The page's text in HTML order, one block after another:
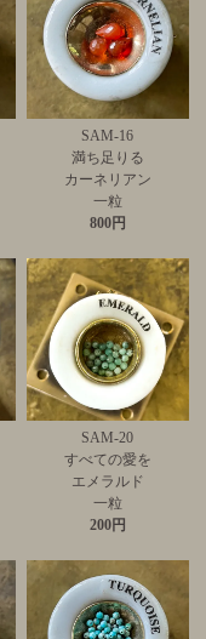
SAM-16
満ち足りる
カーネリアン
一粒
800円
SAM-20
すべての愛を
エメラルド
一粒
200円